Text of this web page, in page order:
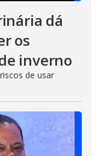
dá
os
inverno
de usar